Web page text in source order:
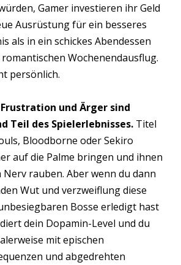
Gamer investieren ihr Geld
Ausrüstung für ein besseres
als in ein schickes Abendessen
Wochenendausflug.
persönlich.
und Ärger sind
Teil des Spielerlebnisses. Titel
Bloodborne oder Sekiro
auf die Palme bringen und ihnen
rauben. Aber wenn du dann
Wut und verzweiflung diese
Bosse erledigt hast
dein Dopamin-Level und du
mit epischen
und abgedrehten